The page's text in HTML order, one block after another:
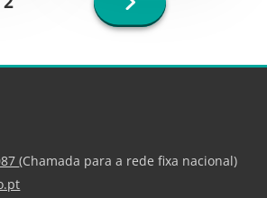
seguinte
(Chamada para a rede fixa nacional)